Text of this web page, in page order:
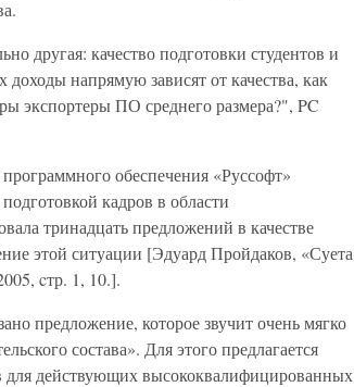
другая: качество подготовки студентов и
напрямую зависят от качества, как
экспортеры ПО среднего размера?", PC
обеспечения «Руссофт»
кадров в области
тринадцать предложений в качестве
этой ситуации [Эдуард Пройдаков, «Суета
cтр. 1, 10.].
предложение, которое звучит очень мягко
состава». Для этого предлагается
для действующих высококвалифицированных